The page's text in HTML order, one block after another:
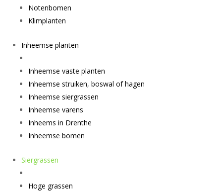
Notenbomen
Klimplanten
Inheemse planten
Inheemse vaste planten
Inheemse struiken, boswal of hagen
Inheemse siergrassen
Inheemse varens
Inheems in Drenthe
Inheemse bomen
Siergrassen
Hoge grassen